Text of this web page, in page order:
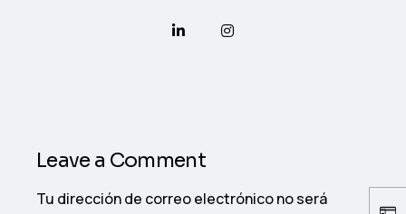
Leave a Comment
Tu dirección de correo electrónico no será